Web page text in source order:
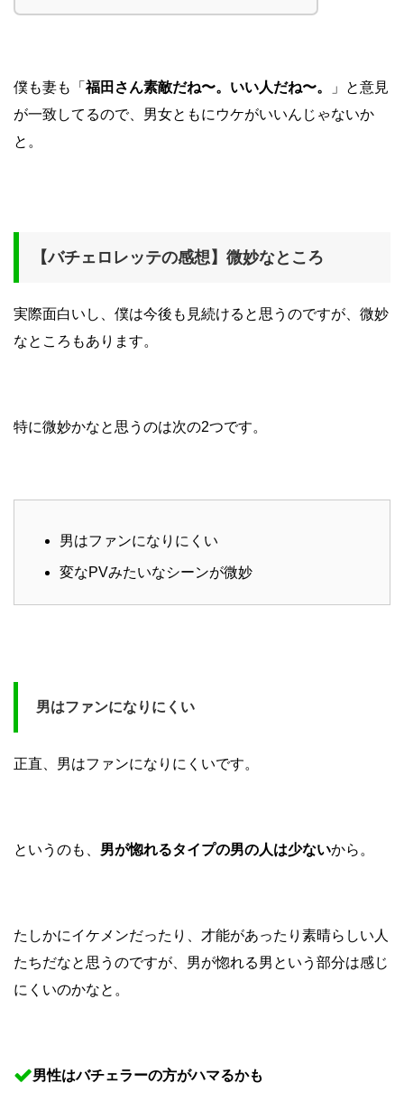
僕も妻も「福田さん素敵だね〜。いい人だね〜。
」と意見
が一致してるので、男女ともにウケがいいんじゃないか
と。
【バチェロレッテの感想】微妙なところ
実際面白いし、僕は今後も見続けると思うのですが、微妙
なところもあります。
特に微妙かなと思うのは次の2つです。
男はファンになりにくい
変なPVみたいなシーンが微妙
男はファンになりにくい
正直、男はファンになりにくいです。
というのも、 男が惚れるタイプの男の人は少ないから。
たしかにイケメンだったり、才能があったり素晴らしい人
たちだなと思うのですが、男が惚れる男という部分は感じ
にくいのかなと。
男性はバチェラーの方がハマるかも